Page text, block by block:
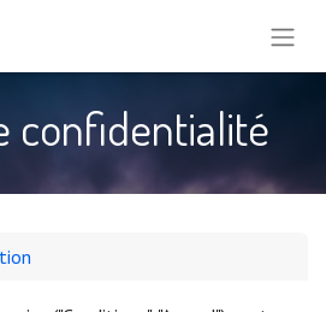
confidentialité